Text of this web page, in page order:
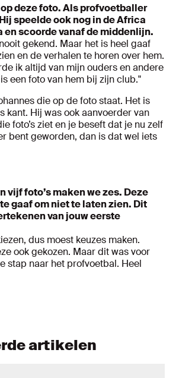
deze foto. Als profvoetballer
speelde ook nog in de Africa
en scoorde vanaf de middenlijn.
gekend. Maar het is heel gaaf
en de verhalen te horen over hem.
ik altijd van mijn ouders en andere
een foto van hem bij zijn club."
die op de foto staat. Het is
kant. Hij was ook aanvoerder van
foto’s ziet en je beseft dat je nu zelf
bent geworden, dan is dat wel iets
vijf foto’s maken we zes. Deze
gaaf om niet te laten zien. Dit
van jouw eerste
dus moest keuzes maken.
ook gekozen. Maar dit was voor
stap naar het profvoetbal. Heel
artikelen